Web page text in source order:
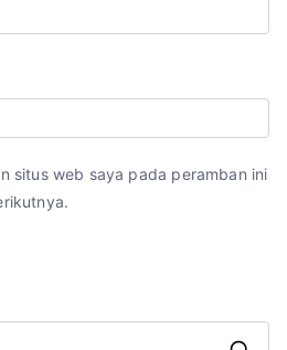
situs web saya pada peramban ini